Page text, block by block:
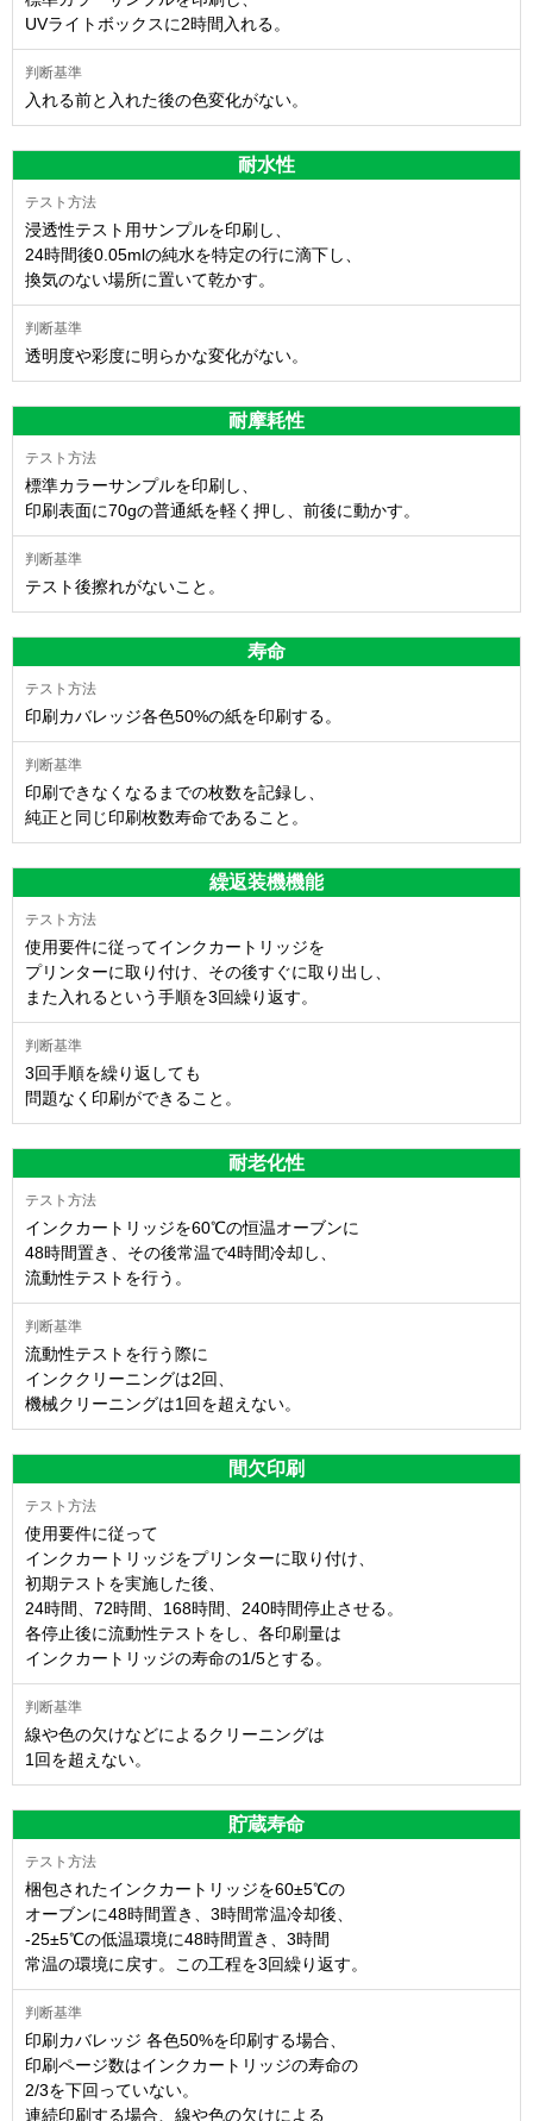
UVライトボックスに2時間入れる。
入れる前と入れた後の色変化がない。
耐水性
浸透性テスト用サンプルを印刷し、
24時間後0.05mlの純水を特定の行に滴下し、
換気のない場所に置いて乾かす。
透明度や彩度に明らかな変化がない。
耐摩耗性
標準カラーサンプルを印刷し、
印刷表面に70gの普通紙を軽く押し、前後に動かす。
テスト後擦れがないこと。
寿命
印刷カバレッジ各色50%の紙を印刷する。
印刷できなくなるまでの枚数を記録し、
純正と同じ印刷枚数寿命であること。
繰返装機機能
使用要件に従ってインクカートリッジを
プリンターに取り付け、その後すぐに取り出し、
また入れるという手順を3回繰り返す。
3回手順を繰り返しても
問題なく印刷ができること。
耐老化性
インクカートリッジを60℃の恒温オーブンに
48時間置き、その後常温で4時間冷却し、
流動性テストを行う。
流動性テストを行う際に
インククリーニングは2回、
機械クリーニングは1回を超えない。
間欠印刷
使用要件に従って
インクカートリッジをプリンターに取り付け、
初期テストを実施した後、
24時間、72時間、168時間、240時間停止させる。
各停止後に流動性テストをし、各印刷量は
インクカートリッジの寿命の1/5とする。
線や色の欠けなどによるクリーニングは
1回を超えない。
貯蔵寿命
梱包されたインクカートリッジを60±5℃の
オーブンに48時間置き、3時間常温冷却後、
-25±5℃の低温環境に48時間置き、3時間
常温の環境に戻す。この工程を3回繰り返す。
印刷カバレッジ 各色50%を印刷する場合、
印刷ページ数はインクカートリッジの寿命の
2/3を下回っていない。
連続印刷する場合、線や色の欠けによる